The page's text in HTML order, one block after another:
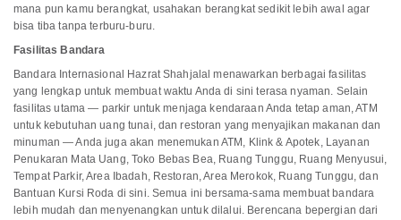
mana pun kamu berangkat, usahakan berangkat sedikit lebih awal agar
bisa tiba tanpa terburu-buru.
Fasilitas Bandara
Bandara Internasional Hazrat Shahjalal menawarkan berbagai fasilitas
yang lengkap untuk membuat waktu Anda di sini terasa nyaman. Selain
fasilitas utama — parkir untuk menjaga kendaraan Anda tetap aman, ATM
untuk kebutuhan uang tunai, dan restoran yang menyajikan makanan dan
minuman — Anda juga akan menemukan ATM, Klink & Apotek, Layanan
Penukaran Mata Uang, Toko Bebas Bea, Ruang Tunggu, Ruang Menyusui,
Tempat Parkir, Area Ibadah, Restoran, Area Merokok, Ruang Tunggu, dan
Bantuan Kursi Roda di sini. Semua ini bersama-sama membuat bandara
lebih mudah dan menyenangkan untuk dilalui. Berencana bepergian dari